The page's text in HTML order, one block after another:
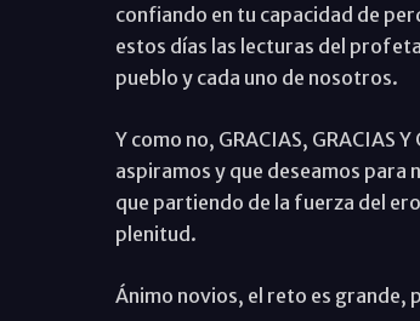
confiando en tu capacidad de
estos días las lecturas del
pueblo y cada uno de nosotros.
Y como no, GRACIAS, GRACIAS
aspiramos y que deseamos
que partiendo de la fuerza del
plenitud.
Ánimo novios, el reto es grande,